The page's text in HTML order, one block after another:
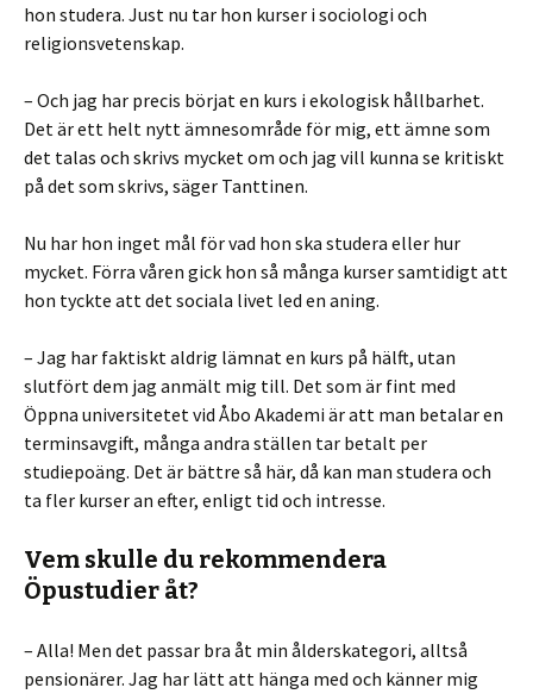
hon studera. Just nu tar hon kurser i sociologi och
religionsvetenskap.
– Och jag har precis börjat en kurs i ekologisk hållbarhet.
Det är ett helt nytt ämnesområde för mig, ett ämne som
det talas och skrivs mycket om och jag vill kunna se kritiskt
på det som skrivs, säger Tanttinen.
Nu har hon inget mål för vad hon ska studera eller hur
mycket. Förra våren gick hon så många kurser samtidigt att
hon tyckte att det sociala livet led en aning.
– Jag har faktiskt aldrig lämnat en kurs på hälft, utan
slutfört dem jag anmält mig till. Det som är fint med
Öppna universitetet vid Åbo Akademi är att man betalar en
terminsavgift, många andra ställen tar betalt per
studiepoäng. Det är bättre så här, då kan man studera och
ta fler kurser an efter, enligt tid och intresse.
Vem skulle du rekommendera
Öpustudier åt?
– Alla! Men det passar bra åt min ålderskategori, alltså
pensionärer. Jag har lätt att hänga med och känner mig